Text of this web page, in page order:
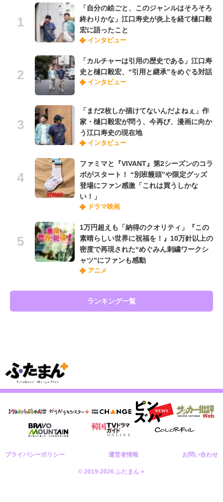
「自分の絵ごと、このジャンルはそろそろ
終わりかな」江口寿史が炎上を経て樋口毅
宏に語ったこと
インタビュー
「カルチャーは引用の歴史である」江口寿
史と樋口毅宏、“引用と継承”をめぐる対話
インタビュー
「まだ2枚しか描けてないんだよねぇ」作
家・樋口毅宏が問う、今再び、漫画に向か
う江口寿史の現在地
インタビュー
ファミマと『VIVANT』第2シーズンのコラ
ボがスタート！ “別班饅頭”や限定グッズ
登場にファン感激「これは買うしかな
い！」
ドラマ映画
1万円超えも「納得のクオリティ」『この
素晴らしい世界に祝福を！』10万針以上の
密度で再現された“めぐみん刺繍ワークシ
ャツ”にファンも感動
アニメ
ランキング一覧
プライバシーポリシー 運営者情報 お問い合わせ
© 2019-2026 ふたまん＋